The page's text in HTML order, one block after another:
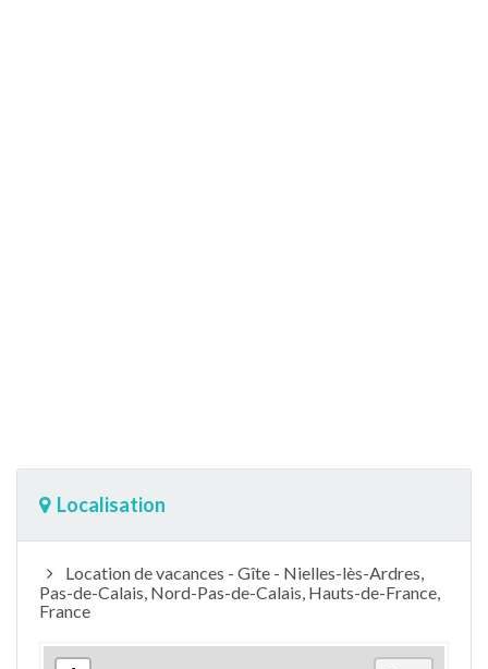
Localisation
Location de vacances - Gîte - Nielles-lès-Ardres,
Pas-de-Calais, Nord-Pas-de-Calais, Hauts-de-France,
France